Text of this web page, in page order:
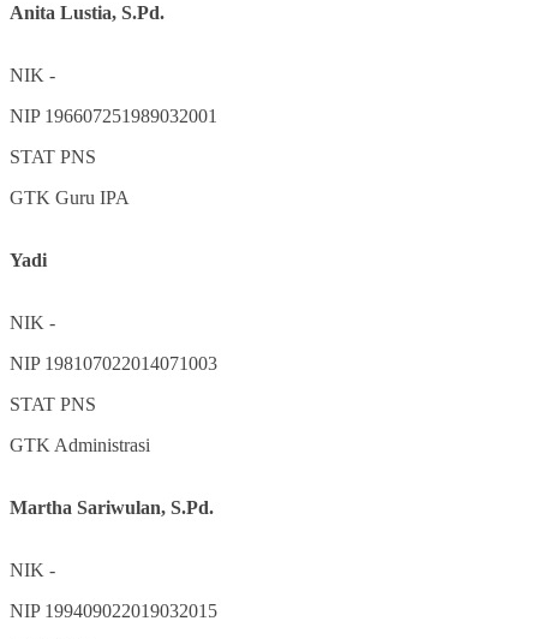
Anita Lustia, S.Pd.
NIK -
NIP 196607251989032001
STAT PNS
GTK Guru IPA
Yadi
NIK -
NIP 198107022014071003
STAT PNS
GTK Administrasi
Martha Sariwulan, S.Pd.
NIK -
NIP 199409022019032015